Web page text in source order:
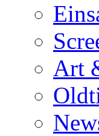
Art